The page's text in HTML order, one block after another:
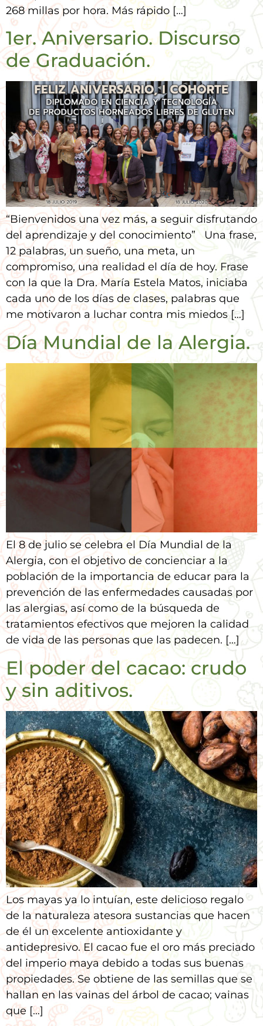
268 millas por hora. Más rápido […]
1er. Aniversario. Discurso
de Graduación.
“Bienvenidos una vez más, a seguir disfrutando
del aprendizaje y del conocimiento” Una frase,
12 palabras, un sueño, una meta, un
compromiso, una realidad el día de hoy. Frase
con la que la Dra. María Estela Matos, iniciaba
cada uno de los días de clases, palabras que
me motivaron a luchar contra mis miedos […]
Día Mundial de la Alergia.
El 8 de julio se celebra el Día Mundial de la
Alergia, con el objetivo de concienciar a la
población de la importancia de educar para la
prevención de las enfermedades causadas por
las alergias, así como de la búsqueda de
tratamientos efectivos que mejoren la calidad
de vida de las personas que las padecen. […]
El poder del cacao: crudo
y sin aditivos.
Los mayas ya lo intuían, este delicioso regalo
de la naturaleza atesora sustancias que hacen
de él un excelente antioxidante y
antidepresivo. El cacao fue el oro más preciado
del imperio maya debido a todas sus buenas
propiedades. Se obtiene de las semillas que se
hallan en las vainas del árbol de cacao; vainas
que […]